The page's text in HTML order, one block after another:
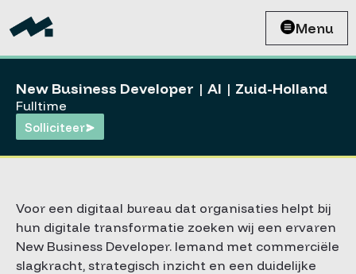
Menu
New Business Developer | AI | Zuid-Holland
Fulltime
Solliciteer
Voor een digitaal bureau dat organisaties helpt bij
hun digitale transformatie zoeken wij een ervaren
New Business Developer. Iemand met commerciële
slagkracht, strategisch inzicht en een duidelijke